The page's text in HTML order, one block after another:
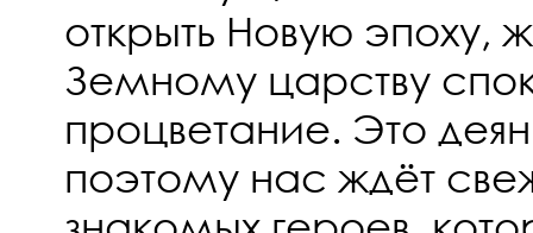
открыть Новую эпоху,
Земному царству
процветание. Это
поэтому нас ждёт